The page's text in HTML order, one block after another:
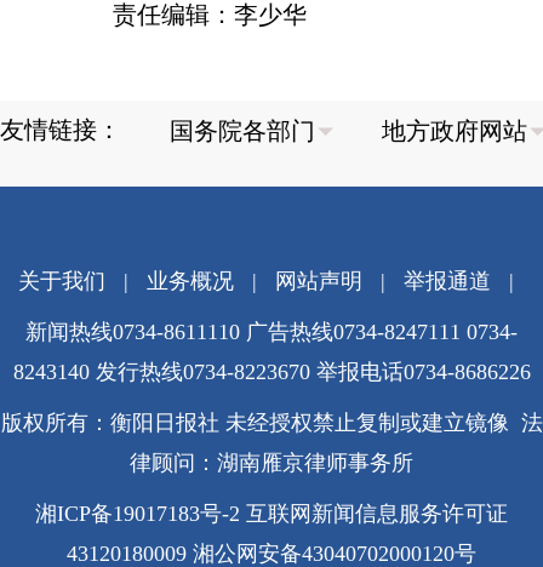
责任编辑：李少华
友情链接：
关于我们 | 业务概况| 网站声明 | 举报通道 |
新闻热线0734-8611110 广告热线0734-8247111 0734-
8243140 发行热线0734-8223670 举报电话0734-8686226
版权所有：衡阳日报社 未经授权禁止复制或建立镜像 法
律顾问：湖南雁京律师事务所
湘ICP备19017183号-2 互联网新闻信息服务许可证
43120180009 湘公网安备43040702000120号